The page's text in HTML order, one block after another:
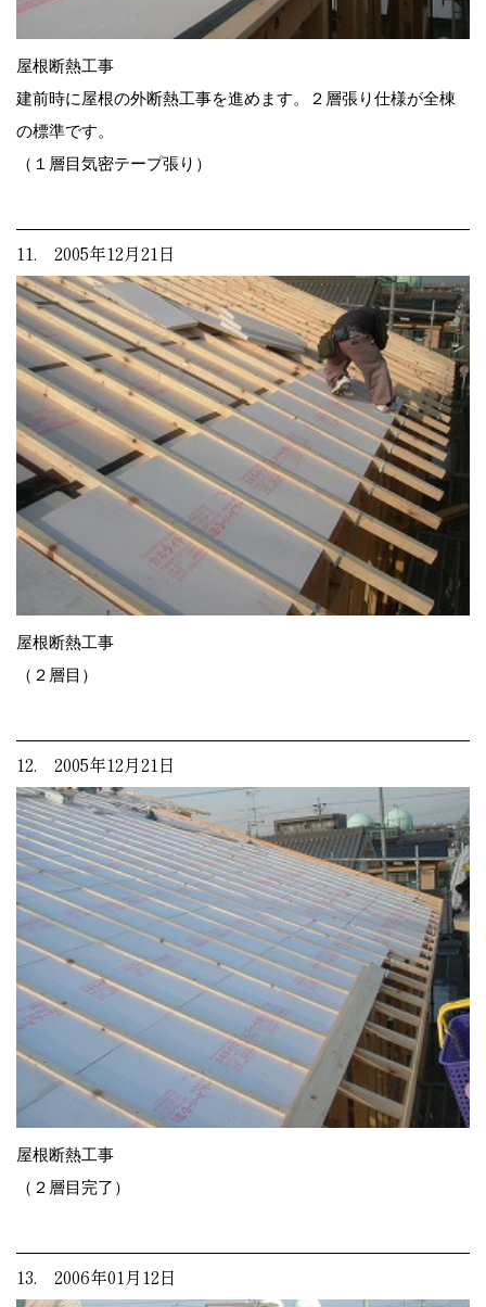
屋根断熱工事
建前時に屋根の外断熱工事を進めます。２層張り仕様が全棟
の標準です。
（１層目気密テープ張り）
11. 2005年12月21日
屋根断熱工事
（２層目）
12. 2005年12月21日
屋根断熱工事
（２層目完了）
13. 2006年01月12日